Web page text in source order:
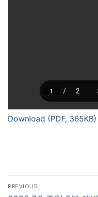
Download (PDF, 365KB)
글
PREVIOUS